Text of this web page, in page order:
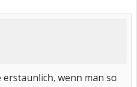
erstaunlich, wenn man so